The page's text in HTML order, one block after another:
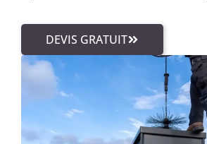
DEVIS GRATUIT